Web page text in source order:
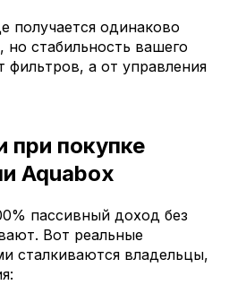
получается одинаково
но стабильность вашего
фильтров, а от управления
при покупке
Aquabox
пассивный доход без
Вот реальные
сталкиваются владельцы,